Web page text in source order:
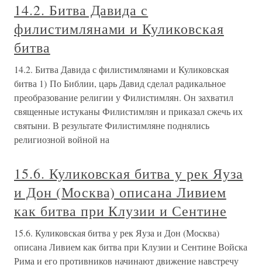
14.2. Битва Давида с
филистимлянами и Куликовская
битва
14.2. Битва Давида с филистимлянами и Куликовская
битва 1) По Библии, царь Давид сделал радикальное
преобразование религии у Филистимлян. Он захватил
священные истуканы Филистимлян и приказал сжечь их
святыни. В результате Филистимляне поднялись
религиозной войной на
15.6. Куликовская битва у рек Яуза
и Дон (Москва) описана Ливием
как битва при Клузии и Сентине
15.6. Куликовская битва у рек Яуза и Дон (Москва)
описана Ливием как битва при Клузии и Сентине Войска
Рима и его противников начинают движение навстречу